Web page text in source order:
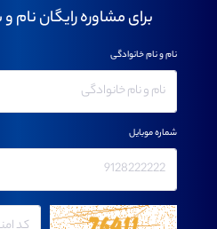
برای مشاوره رایگان نام
نام و نام خانوادگی
شماره موبایل